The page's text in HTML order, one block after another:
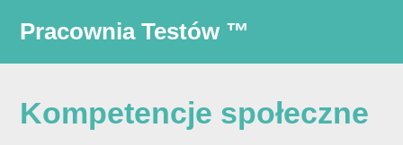
Pracownia Testów ™
Kompetencje społeczne